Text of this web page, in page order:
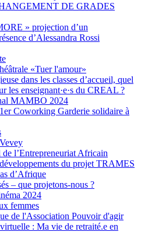
DE GRADES
» projection d’un
d’Alessandra Rossi
«Tuer l'amour»
dans les classes d’accueil, quel
les enseignant·e·s du CREAL ?
MAMBO 2024
Coworking Garderie solidaire à
l’Entrepreneuriat Africain
du projet TRAMES
d’Afrique
– que projetons-nous ?
2024
femmes
de l'Association Pouvoir d'agir
: Ma vie de retraité.e en